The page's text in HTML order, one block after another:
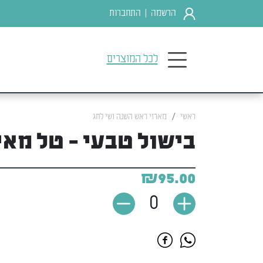
הרשמה התחברות
לכל המוצרים
ראשי מארזי ראש השנה ושי לחג
בישול טבעי - טל
₪95.00
0